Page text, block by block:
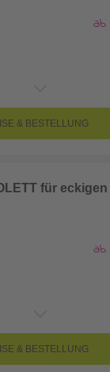
ab
& BESTELLUNG
für eckigen
ab
& BESTELLUNG